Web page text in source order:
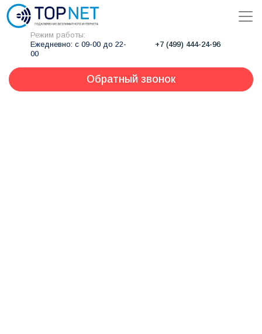
Режим работы:
Ежедневно: с 09-00 до 22-
00
+7 (499) 444-24-96
Обратный звонок